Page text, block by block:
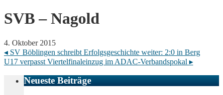
SVB – Nagold
4. Oktober 2015
◂ SV Böblingen schreibt Erfolgsgeschichte weiter: 2:0 in Berg
U17 verpasst Viertelfinaleinzug im ADAC-Verbandspokal ▸
Neueste Beiträge